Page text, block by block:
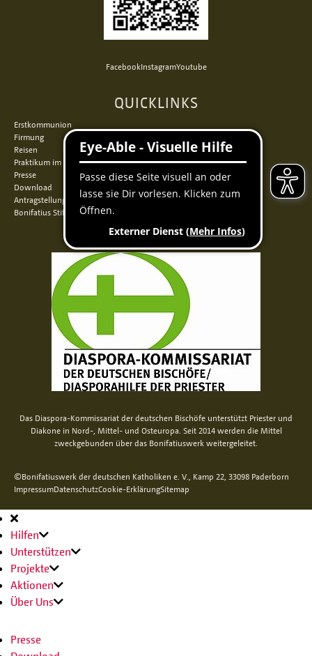
FacebookInstagramYoutube
QUICKLINKS
Erstkommunion
Firmung
Reisen
Praktikum im Norden
Presse
Download
Antragstellung
Bonifatius Stiftungszentrum
Das Diaspora-Kommissariat der deutschen Bischöfe unterstützt Priester und
Diakone in Nord-, Mittel- und Osteuropa. Seit 2014 werden die Mittel
zweckgebunden über das Bonifatiuswerk weitergeleitet.
©Bonifatiuswerk der deutschen Katholiken e. V., Kamp 22, 33098 Paderborn
ImpressumDatenschutzCookie-ErklärungSitemap
Hauptnavigation
Hilfen
Unterstützen
Projekte
Aktionen
Über Uns
Presse